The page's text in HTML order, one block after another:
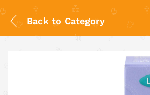
Back to Category